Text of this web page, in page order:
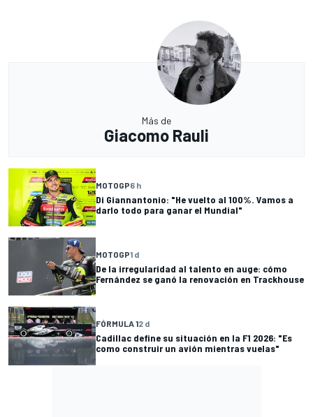
Más de
Giacomo Rauli
MOTOGP6 h
Di Giannantonio: "He vuelto al 100%. Vamos a
darlo todo para ganar el Mundial"
MOTOGP1 d
De la irregularidad al talento en auge: cómo
Fernández se ganó la renovación en Trackhouse
FÓRMULA 12 d
Cadillac define su situación en la F1 2026: "Es
como construir un avión mientras vuelas"